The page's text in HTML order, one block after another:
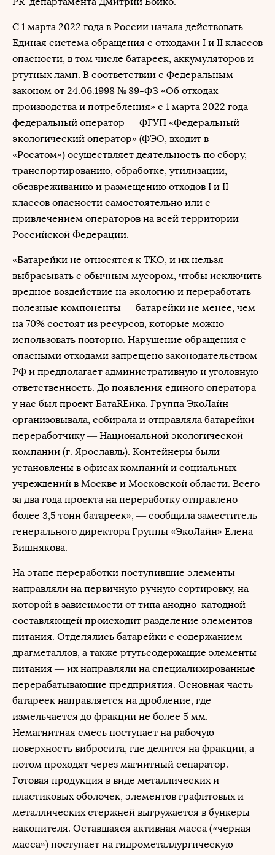
С 1 марта 2022 года в России начала действовать
Единая система обращения с отходами I и II классов
опасности, в том числе батареек, аккумуляторов и
ртутных ламп. В соответствии с Федеральным
законом от 24.06.1998 № 89-ФЗ «Об отходах
производства и потребления» с 1 марта 2022 года
федеральный оператор — ФГУП «Федеральный
экологический оператор» (ФЭО, входит в
«Росатом») осуществляет деятельность по сбору,
транспортированию, обработке, утилизации,
обезвреживанию и размещению отходов I и II
классов опасности самостоятельно или с
привлечением операторов на всей территории
Российской Федерации.
«Батарейки не относятся к ТКО, и их нельзя
выбрасывать с обычным мусором, чтобы исключить
вредное воздействие на экологию и переработать
полезные компоненты — батарейки не менее, чем
на 70% состоят из ресурсов, которые можно
использовать повторно. Нарушение обращения с
опасными отходами запрещено законодательством
РФ и предполагает административную и уголовную
ответственность. До появления единого оператора
у нас был проект БатаREйка. Группа ЭкоЛайн
организовывала, собирала и отправляла батарейки
переработчику — Национальной экологической
компании (г. Ярославль). Контейнеры были
установлены в офисах компаний и социальных
учреждений в Москве и Московской области. Всего
за два года проекта на переработку отправлено
более 3,5 тонн батареек», — сообщила заместитель
генерального директора Группы «ЭкоЛайн» Елена
Вишнякова.
На этапе переработки поступившие элементы
направляли на первичную ручную сортировку, на
которой в зависимости от типа анодно-катодной
составляющей происходит разделение элементов
питания. Отделялись батарейки с содержанием
драгметаллов, а также ртутьсодержащие элементы
питания — их направляли на специализированные
перерабатывающие предприятия. Основная часть
батареек направляется на дробление, где
измельчается до фракции не более 5 мм.
Немагнитная смесь поступает на рабочую
поверхность вибросита, где делится на фракции, а
потом проходят через магнитный сепаратор.
Готовая продукция в виде металлических и
пластиковых оболочек, элементов графитовых и
металлических стержней выгружается в бункеры
накопителя. Оставшаяся активная масса («черная
масса») поступает на гидрометаллургическую